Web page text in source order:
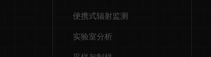
便携式辐射监测
实验室分析